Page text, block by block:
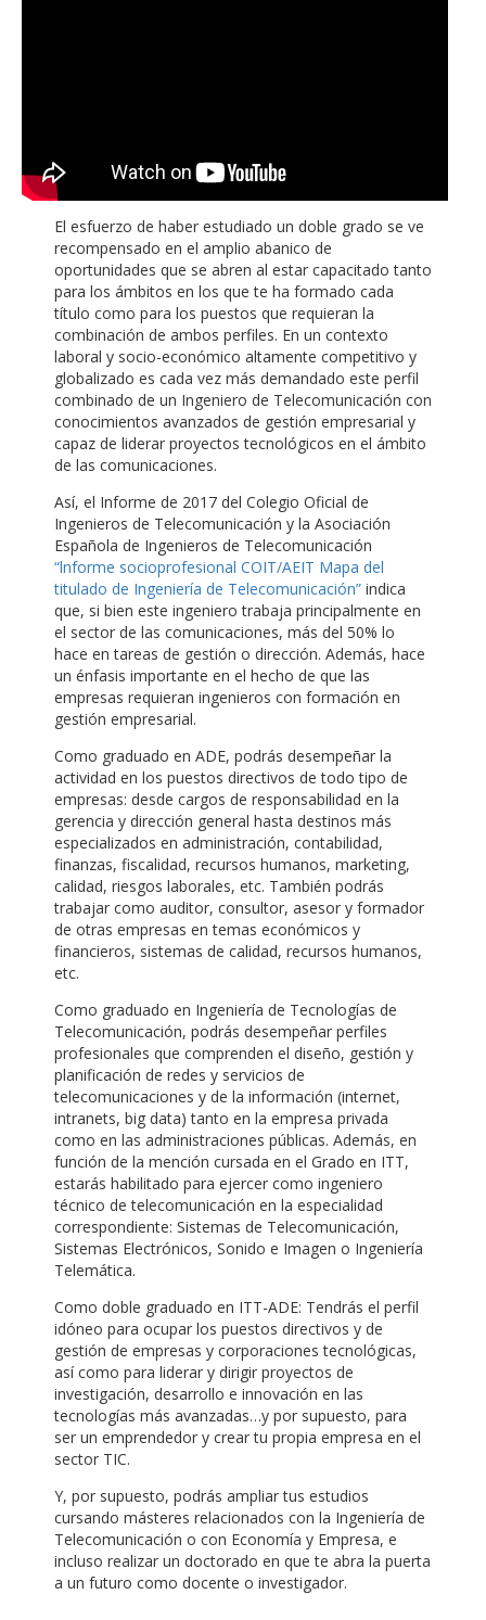
El esfuerzo de haber estudiado un doble grado se ve
recompensado en el amplio abanico de
oportunidades que se abren al estar capacitado tanto
para los ámbitos en los que te ha formado cada
título como para los puestos que requieran la
combinación de ambos perfiles. En un contexto
laboral y socio-económico altamente competitivo y
globalizado es cada vez más demandado este perfil
combinado de un Ingeniero de Telecomunicación con
conocimientos avanzados de gestión empresarial y
capaz de liderar proyectos tecnológicos en el ámbito
de las comunicaciones.
Así, el Informe de 2017 del Colegio Oficial de
Ingenieros de Telecomunicación y la Asociación
Española de Ingenieros de Telecomunicación
“lnforme socioprofesional COIT/AEIT Mapa del
titulado de Ingeniería de Telecomunicación” indica
que, si bien este ingeniero trabaja principalmente en
el sector de las comunicaciones, más del 50% lo
hace en tareas de gestión o dirección. Además, hace
un énfasis importante en el hecho de que las
empresas requieran ingenieros con formación en
gestión empresarial.
Como graduado en ADE, podrás desempeñar la
actividad en los puestos directivos de todo tipo de
empresas: desde cargos de responsabilidad en la
gerencia y dirección general hasta destinos más
especializados en administración, contabilidad,
finanzas, fiscalidad, recursos humanos, marketing,
calidad, riesgos laborales, etc. También podrás
trabajar como auditor, consultor, asesor y formador
de otras empresas en temas económicos y
financieros, sistemas de calidad, recursos humanos,
etc.
Como graduado en Ingeniería de Tecnologías de
Telecomunicación, podrás desempeñar perfiles
profesionales que comprenden el diseño, gestión y
planificación de redes y servicios de
telecomunicaciones y de la información (internet,
intranets, big data) tanto en la empresa privada
como en las administraciones públicas. Además, en
función de la mención cursada en el Grado en ITT,
estarás habilitado para ejercer como ingeniero
técnico de telecomunicación en la especialidad
correspondiente: Sistemas de Telecomunicación,
Sistemas Electrónicos, Sonido e Imagen o Ingeniería
Telemática.
Como doble graduado en ITT-ADE: Tendrás el perfil
idóneo para ocupar los puestos directivos y de
gestión de empresas y corporaciones tecnológicas,
así como para liderar y dirigir proyectos de
investigación, desarrollo e innovación en las
tecnologías más avanzadas…y por supuesto, para
ser un emprendedor y crear tu propia empresa en el
sector TIC.
Y, por supuesto, podrás ampliar tus estudios
cursando másteres relacionados con la Ingeniería de
Telecomunicación o con Economía y Empresa, e
incluso realizar un doctorado en que te abra la puerta
a un futuro como docente o investigador.